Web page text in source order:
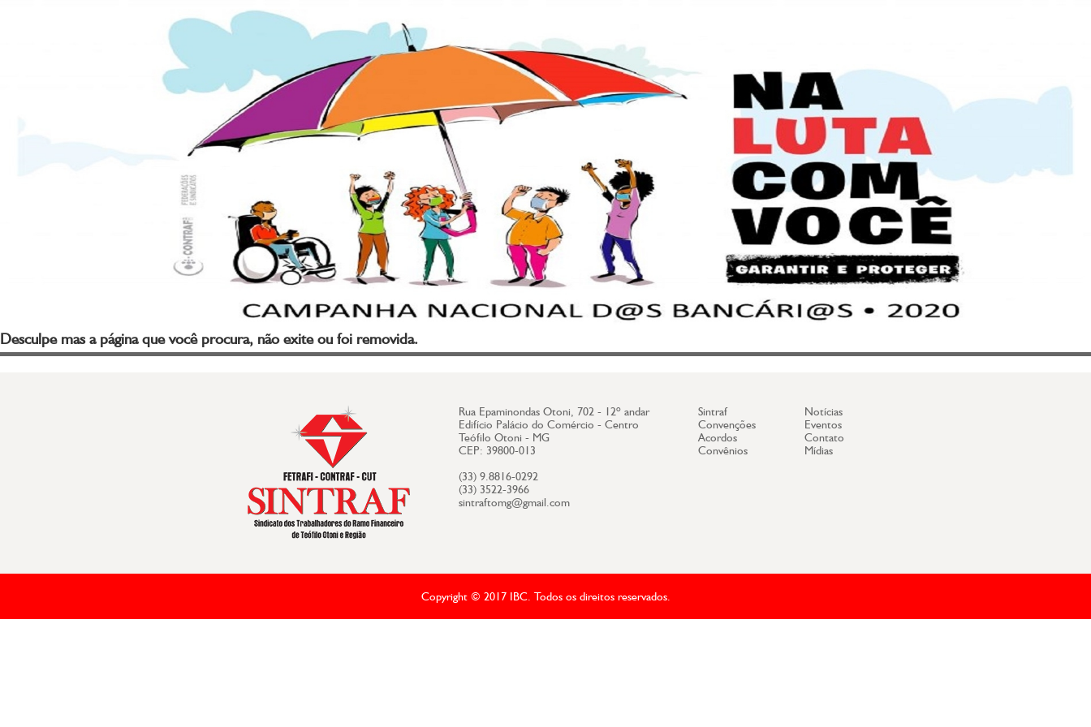
Desculpe mas a página que você procura, não exite ou foi removida.
Rua Epaminondas Otoni, 702 - 12º andar
Edifício Palácio do Comércio - Centro
Teófilo Otoni - MG
CEP: 39800-013
(33) 9.8816-0292
(33) 3522-3966
sintraftomg@gmail.com
Sintraf
Convenções
Acordos
Convênios
Notícias
Eventos
Contato
Mídias
Copyright © 2017 IBC. Todos os direitos reservados.